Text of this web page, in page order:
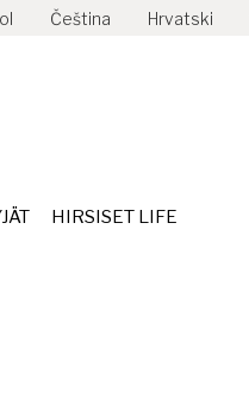
Čeština Hrvatski
HIRSISET LIFE